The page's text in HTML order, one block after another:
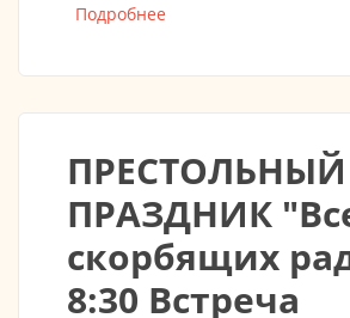
Подробнее
ПРЕСТОЛЬНЫЙ
ПРАЗДНИК
скорбящих
8:30 Встреча